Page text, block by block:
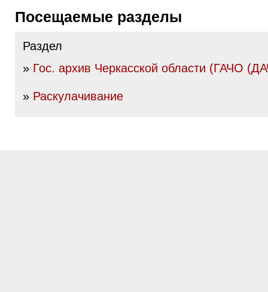
Посещаемые разделы
Раздел
» Гос. архив Черкасской области (ГАЧО
» Раскулачивание